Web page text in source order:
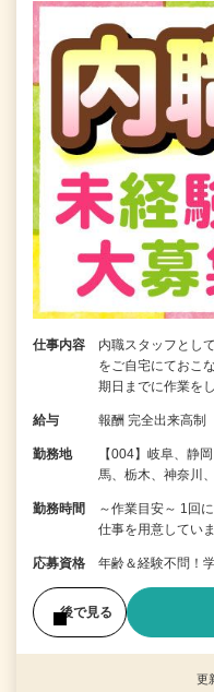
仕事内容
内職スタッフとし
をご自宅にておこ
期日までに作業を
給与 報酬 完全出来高制
勤務地
【004】岐阜、静
馬、栃木、神奈川
勤務時間
～作業目安～ 1回
仕事を用意してい
応募資格 年齢＆経験不問！
後で見る
更